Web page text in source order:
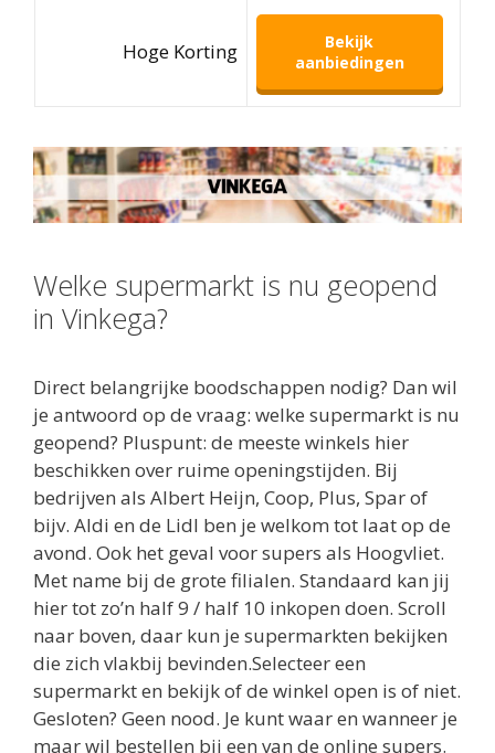
Hoge Korting
Bekijk
aanbiedingen
Welke supermarkt is nu geopend
in Vinkega?
Direct belangrijke boodschappen nodig? Dan wil
je antwoord op de vraag: welke supermarkt is nu
geopend? Pluspunt: de meeste winkels hier
beschikken over ruime openingstijden. Bij
bedrijven als Albert Heijn, Coop, Plus, Spar of
bijv. Aldi en de Lidl ben je welkom tot laat op de
avond. Ook het geval voor supers als Hoogvliet.
Met name bij de grote filialen. Standaard kan jij
hier tot zo’n half 9 / half 10 inkopen doen. Scroll
naar boven, daar kun je supermarkten bekijken
die zich vlakbij bevinden.Selecteer een
supermarkt en bekijk of de winkel open is of niet.
Gesloten? Geen nood. Je kunt waar en wanneer je
maar wil bestellen bij een van de online supers.